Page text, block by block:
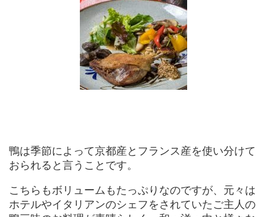
鴨は季節によって京都産とフランス産を使い分けて
おられると言うことです。
こちらもボリュームもたっぷりなのですが、元々は
ホテルやイタリアンのシェフをされていたご主人の